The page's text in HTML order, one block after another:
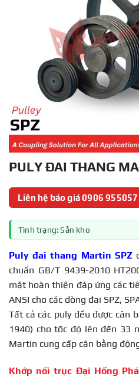
PULY ĐAI THANG
Liên hệ báo giá 0906 955057
Tình trạng: Sẵn kho
Puly đai thang Martin SPZ
chuẩn GB/T 9439-2010
mặt hoàn thiện đáp ứng các
ANSI cho các dòng đai SPZ,
Tất cả các puly đều được cân
1940) cho tốc độ lên đến 33
Martin cung cấp cân bằng
Khớp nối trục Đại Hồng